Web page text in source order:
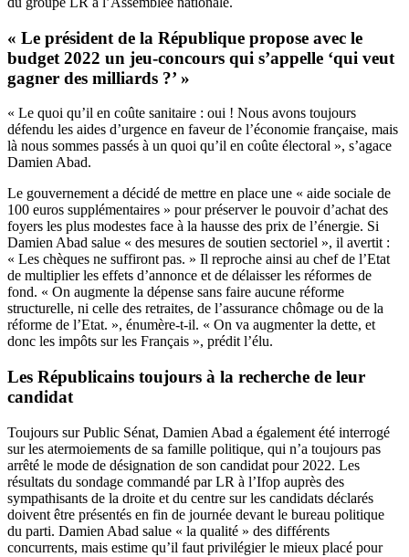
« Le président de la République propose avec le
budget 2022 un jeu-concours qui s’appelle ‘qui veut
gagner des milliards ?’ »
« Le quoi qu’il en coûte sanitaire : oui ! Nous avons toujours
défendu les aides d’urgence en faveur de l’économie française, mais
là nous sommes passés à un quoi qu’il en coûte électoral », s’agace
Damien Abad.
Le gouvernement a décidé de mettre en place une « aide sociale de
100 euros supplémentaires » pour préserver le pouvoir d’achat des
foyers les plus modestes face à la hausse des prix de l’énergie. Si
Damien Abad salue « des mesures de soutien sectoriel », il avertit :
« Les chèques ne suffiront pas. » Il reproche ainsi au chef de l’Etat
de multiplier les effets d’annonce et de délaisser les réformes de
fond. « On augmente la dépense sans faire aucune réforme
structurelle, ni celle des retraites, de l’assurance chômage ou de la
réforme de l’Etat. », énumère-t-il. « On va augmenter la dette, et
donc les impôts sur les Français », prédit l’élu.
Les Républicains toujours à la recherche de leur
candidat
Toujours sur Public Sénat, Damien Abad a également été interrogé
surles atermoiements de sa famille politique, qui n’a toujours pas
arrêté le mode de désignation de son candidat pour 2022. Les
résultats du sondage commandé par LR à l’Ifop auprès des
sympathisants de la droite et du centre sur les candidats déclarés
doivent être présentés en fin de journée devant le bureau politique
du parti. Damien Abad salue « la qualité » des différents
concurrents, mais estime qu’il faut privilégier le mieux placé pour